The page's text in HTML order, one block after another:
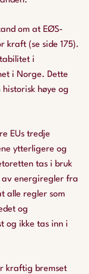
om at EØS-
kraft (se side 175).
i
i Norge. Dette
høye og
EUs tredje
ytterligere og
tas i bruk
av energiregler fra
alle regler som
og
og ikke tas inn i
kraftig bremset